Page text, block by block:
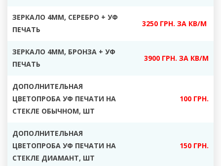
ЗЕРКАЛО 4ММ, СЕРЕБРО + УФ
ПЕЧАТЬ
3250 ГРН. ЗА КВ/М
ЗЕРКАЛО 4ММ, БРОНЗА + УФ
ПЕЧАТЬ
3900 ГРН. ЗА КВ/М
ДОПОЛНИТЕЛЬНАЯ
ЦВЕТОПРОБА УФ ПЕЧАТИ НА
СТЕКЛЕ ОБЫЧНОМ, ШТ
100 ГРН.
ДОПОЛНИТЕЛЬНАЯ
ЦВЕТОПРОБА УФ ПЕЧАТИ НА
СТЕКЛЕ ДИАМАНТ, ШТ
150 ГРН.